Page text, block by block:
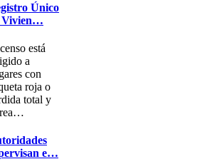
Único
Vivien…
está
a
con
roja o
total y
e…